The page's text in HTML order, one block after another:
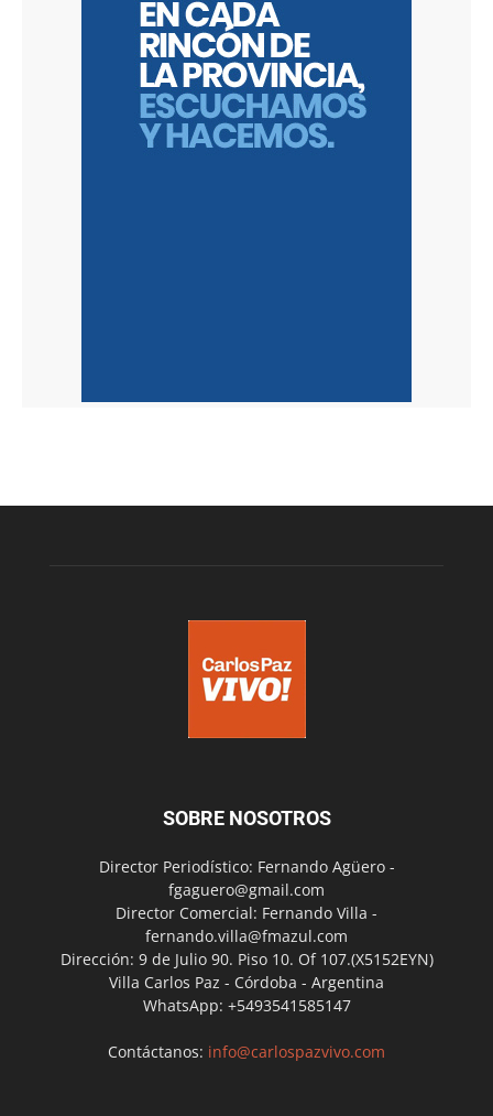
SOBRE NOSOTROS
Director Periodístico: Fernando Agüero -
fgaguero@gmail.com
Director Comercial: Fernando Villa -
fernando.villa@fmazul.com
Dirección: 9 de Julio 90. Piso 10. Of 107.(X5152EYN)
Villa Carlos Paz - Córdoba - Argentina
WhatsApp: +5493541585147
Contáctanos: info@carlospazvivo.com